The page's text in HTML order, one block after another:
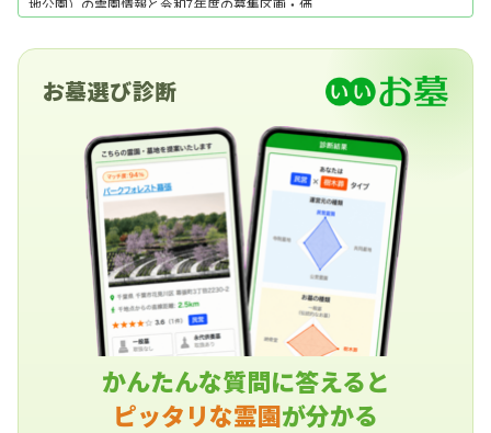
格・申込要件、川崎市営霊園の応募の流れについ
てしまった場合の後の流れもご紹介します。川崎
ください。
お墓選び診断
かんたんな質問に答えると
ピッタリな霊園が分かる